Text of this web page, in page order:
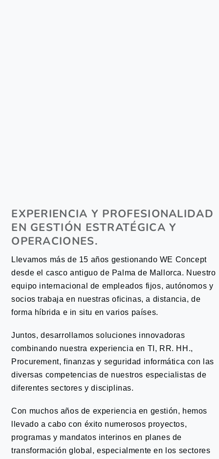
EXPERIENCIA Y PROFESIONALIDAD
EN GESTIÓN ESTRATÉGICA Y
OPERACIONES.
Llevamos más de 15 años gestionando WE Concept
desde el casco antiguo de Palma de Mallorca. Nuestro
equipo internacional de empleados fijos, autónomos y
socios trabaja en nuestras oficinas, a distancia, de
forma híbrida e in situ en varios países.
Juntos, desarrollamos soluciones innovadoras
combinando nuestra experiencia en TI, RR. HH.,
Procurement, finanzas y seguridad informática con las
diversas competencias de nuestros especialistas de
diferentes sectores y disciplinas.
Con muchos años de experiencia en gestión, hemos
llevado a cabo con éxito numerosos proyectos,
programas y mandatos interinos en planes de
transformación global, especialmente en los sectores